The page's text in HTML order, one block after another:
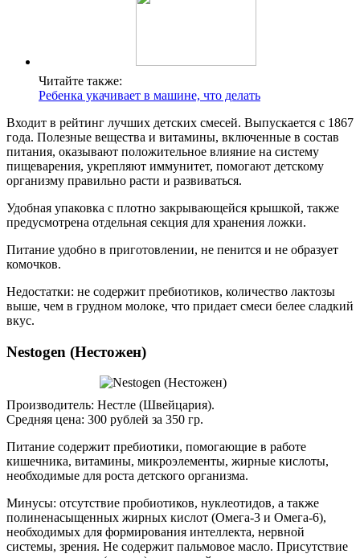
Читайте также:
Ребенка укачивает в машине, что делать
Входит в рейтинг лучших детских смесей. Выпускается с 1867
года. Полезные вещества и витамины, включенные в состав
питания, оказывают положительное влияние на систему
пищеварения, укрепляют иммунитет, помогают детскому
организму правильно расти и развиваться.
Удобная упаковка с плотно закрывающейся крышкой, также
предусмотрена отдельная секция для хранения ложки.
Питание удобно в приготовлении, не пенится и не образует
комочков.
Недостатки: не содержит пребиотиков, количество лактозы
выше, чем в грудном молоке, что придает смеси белее сладкий
вкус.
Nestogen (Нестожен)
Производитель: Нестле (Швейцария).
Средняя цена: 300 рублей за 350 гр.
Питание содержит пребиотики, помогающие в работе
кишечника, витамины, микроэлементы, жирные кислоты,
необходимые для роста детского организма.
Минусы: отсутствие пробиотиков, нуклеотидов, а также
полиненасыщенных жирных кислот (Омега-3 и Омега-6),
необходимых для формирования интеллекта, нервной
системы, зрения. Не содержит пальмовое масло. Присутствие